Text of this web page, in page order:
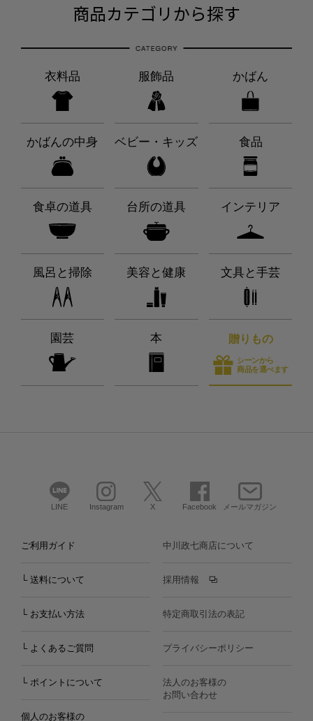
商品カテゴリから探す
衣料品 服飾品 かばん
かばんの中身 ベビー・キッズ 食品
食卓の道具 台所の道具 インテリア
風呂と掃除 美容と健康 文具と手芸
園芸 本 贈りもの
シーンから
商品を選べます
LINE Instagram X Facebook メールマガジン
ご利用ガイド
└ 送料について
└ お支払い方法
└ よくあるご質問
└ ポイントについて
個人のお客様の
中川政七商店について
採用情報
特定商取引法の表記
プライバシーポリシー
法人のお客様の
お問い合わせ